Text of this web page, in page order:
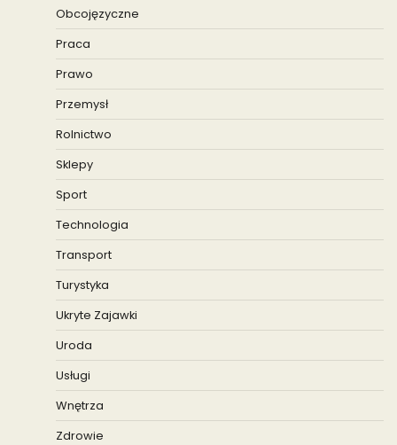
Obcojęzyczne
Praca
Prawo
Przemysł
Rolnictwo
Sklepy
Sport
Technologia
Transport
Turystyka
Ukryte Zajawki
Uroda
Usługi
Wnętrza
Zdrowie